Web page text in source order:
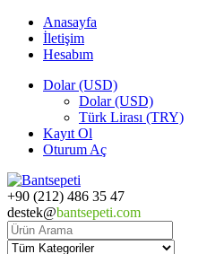
Anasayfa
İletişim
Hesabım
Dolar (USD)
Dolar (USD)
Türk Lirası (TRY)
Kayıt Ol
Oturum Aç
+90 (212) 486 35 47
destek@bantsepeti.com